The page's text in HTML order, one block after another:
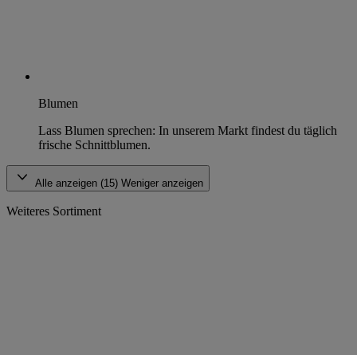
Blumen
Lass Blumen sprechen: In unserem Markt findest du täglich
frische Schnittblumen.
Alle anzeigen (15) Weniger anzeigen
Weiteres Sortiment